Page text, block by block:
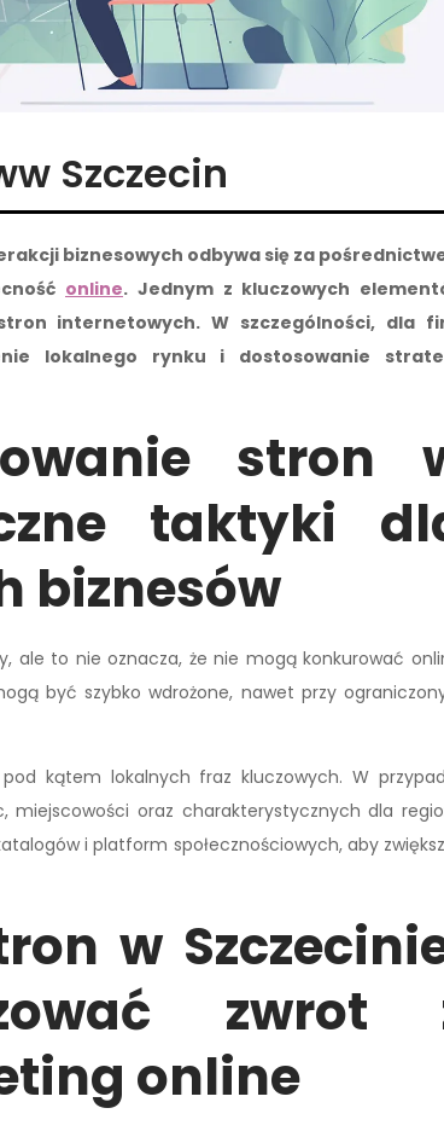
Szczecin
biznesowych odbywa się za
online. Jednym z kluczowych
internetowych. W szczególności, dla
lokalnego rynku i dostosowanie
stron
taktyki
biznesów
ale to nie oznacza, że nie mogą konkurować
być szybko wdrożone, nawet przy
kątem lokalnych fraz kluczowych. W
miejscowości oraz charakterystycznych dla
i platform społecznościowych, aby
w
zwrot
online